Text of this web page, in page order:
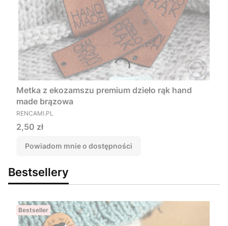
Metka z ekozamszu premium dzieło rąk hand
made brązowa
PRODUCENT
RENCAMI.PL
Cena
2,50 zł
Powiadom mnie o dostępności
Bestsellery
Bestseller